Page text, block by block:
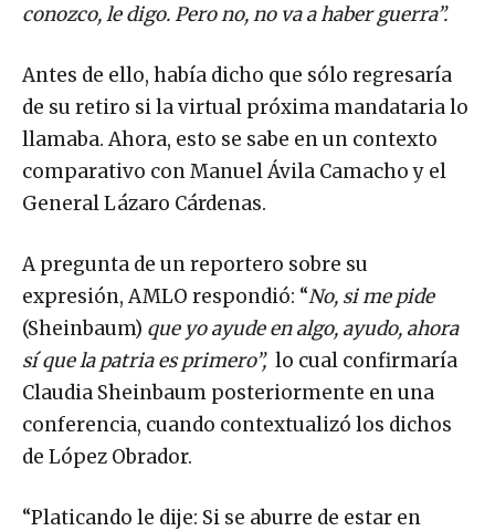
conozco, le digo. Pero no, no va a haber guerra”.
Antes de ello, había dicho que sólo regresaría
de su retiro si la virtual próxima mandataria lo
llamaba. Ahora, esto se sabe en un contexto
comparativo con Manuel Ávila Camacho y el
General Lázaro Cárdenas.
A pregunta de un reportero sobre su
expresión, AMLO respondió: “No, si me pide
(Sheinbaum) que yo ayude en algo, ayudo, ahora
sí que la patria es primero”,lo cual confirmaría
Claudia Sheinbaum posteriormente en una
conferencia, cuando contextualizó los dichos
de López Obrador.
“Platicando le dije: Si se aburre de estar en